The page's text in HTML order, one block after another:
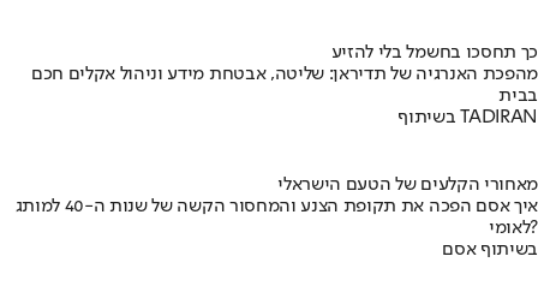
כך תחסכו בחשמל בלי להזיע
מהפכת האנרגיה של תדיראן: שליטה, אבטחת מידע וניהול אקלים חכם
בבית
בשיתוף TADIRAN
מאחורי הקלעים של הטעם הישראלי
איך אסם הפכה את תקופת הצנע והמחסור הקשה של שנות ה-40 למותג
לאומי?
בשיתוף אסם